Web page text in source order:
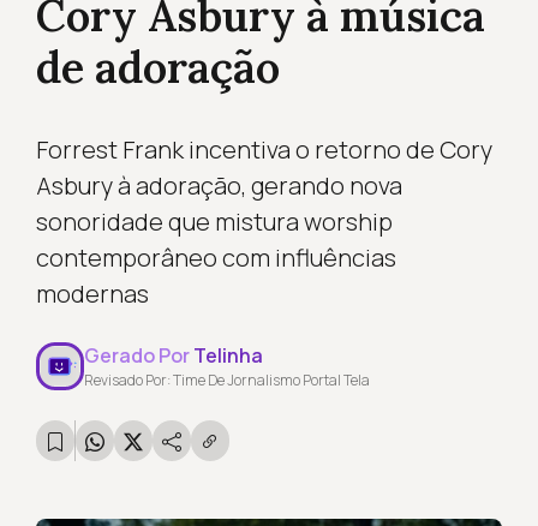
Cory Asbury à música
de adoração
Forrest Frank incentiva o retorno de Cory
Asbury à adoração, gerando nova
sonoridade que mistura worship
contemporâneo com influências
modernas
Gerado PorTelinha
Revisado Por: Time De Jornalismo Portal Tela